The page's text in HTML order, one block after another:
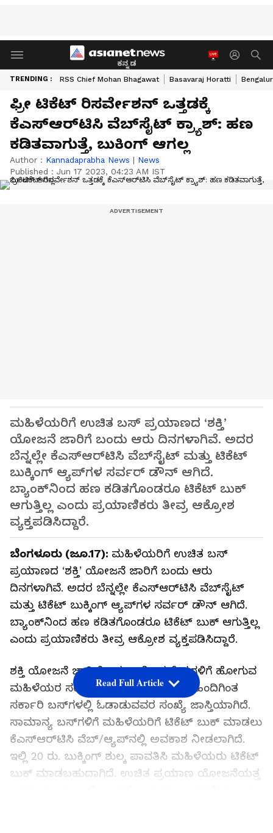
ಕನ್ನಡ
TRENDING : RSS Chief Mohan Bhagawat Basavaraj Horatti
ಫ್ರೀ ಟಿಕೆಟ್‌ ರಿಸರ್ವೇಶನ್‌ ಒತ್ತಡಕ್ಕೆ
ಕೆಎಸ್‌ಆರ್‌ಟಿಸಿ ವೆಬ್‌ಸೈಟ್‌ ಕ್ರ್ಯಾಶ್‌: ಹಣ
ಕಡಿತವಾಗುತ್ತೆ, ಬುಕಿಂಗ್‌ ಆಗಲ್ಲ
Author : Kannadaprabha News | News
Published : Jun 17 2023, 04:23 AM IST
ಮಹಿಳೆಯರಿಗೆ ಉಚಿತ ಬಸ್‌ ಪ್ರಯಾಣದ ‘ಶಕ್ತಿ’
ಯೋಜನೆ ಜಾರಿಗೆ ಬಂದು ಆರು ದಿನಗಳಾಗಿವೆ. ಅದರ
ಬೆನ್ನಲ್ಲೇ ಕೆಎಸ್‌ಆರ್‌ಟಿಸಿ ವೆಬ್‌ಸೈಟ್‌ ಮತ್ತು ಟಿಕೆಟ್‌
ಬುಕ್ಕಿಂಗ್‌ ಆ್ಯಪ್‌ಗಳ ಸರ್ವರ್‌ ಡೌನ್‌ ಆಗಿದೆ.
ಬ್ಯಾಂಕ್‌ನಿಂದ ಹಣ ಕಡಿತಗೊಂಡರೂ ಟಿಕೆಟ್‌ ಬುಕ್‌
ಆಗುತ್ತಿಲ್ಲ ಎಂದು ಪ್ರಯಾಣಿಕರು ತೀವ್ರ ಆಕ್ರೋಶ
ವ್ಯಕ್ತಪಡಿಸಿದ್ದಾರೆ.
ಬೆಂಗಳೂರು (ಜೂ.17): ಮಹಿಳೆಯರಿಗೆ ಉಚಿತ ಬಸ್‌
ಪ್ರಯಾಣದ ‘ಶಕ್ತಿ’ ಯೋಜನೆ ಜಾರಿಗೆ ಬಂದು ಆರು
ದಿನಗಳಾಗಿವೆ. ಅದರ ಬೆನ್ನಲ್ಲೇ ಕೆಎಸ್‌ಆರ್‌ಟಿಸಿ ವೆಬ್‌ಸೈಟ್‌
ಮತ್ತು ಟಿಕೆಟ್‌ ಬುಕ್ಕಿಂಗ್‌ ಆ್ಯಪ್‌ಗಳ ಸರ್ವರ್‌ ಡೌನ್‌ ಆಗಿದೆ.
ಬ್ಯಾಂಕ್‌ನಿಂದ ಹಣ ಕಡಿತಗೊಂಡರೂ ಟಿಕೆಟ್‌ ಬುಕ್‌ ಆಗುತ್ತಿಲ್ಲ
ಎಂದು ಪ್ರಯಾಣಿಕರು ತೀವ್ರ ಆಕ್ರೋಶ ವ್ಯಕ್ತಪಡಿಸಿದ್ದಾರೆ.
ಶಕ್ತಿ ಯೋಜನೆ ಜಾರಿಯಿಂದ ಧಾರ್ಮಿಕ ಕ್ಷೇತ್ರಗಳಿಗೆ ಹೋಗುವ
ಮಹಿಳೆಯರ ಸಂಖ್ಯೆ ಹೆಚ್ಚಾಗಿದೆ. ಅಲ್ಲದೇ ಈ ಹಿಂದಿಗಿಂತ
ಸರ್ಕಾರಿ ಬಸ್‌ಗಳಲ್ಲಿ ಓಡಾಡುವವರ ಸಂಖ್ಯೆ ಜಾಸ್ತಿಯಾಗಿದೆ.
ಸಾಮಾನ್ಯ ಬಸ್‌ಗಳಿಗೆ ಮಹಿಳೆಯರಿಗೆ ಟಿಕೆಟ್‌ ಬುಕ್‌ ಮಾಡಲು
ಕೆಎಸ್‌ಆರ್‌ಟಿಸಿ ವೆಬ್‌/ಆ್ಯಪ್‌ನಲ್ಲಿ ಅವಕಾಶ ನೀಡಲಾಗಿದೆ.
ಇಲ್ಲಿ 20 ರು. ಬುಕ್ಕಿಂಗ್‌ ಶುಲ್ಕ ಪಾವತಿಸಿ ಮಹಿಳೆಯರು ಟಿಕೆಟ್‌
ಬುಕ್‌ ಮಾಡಬಹು​ದಾ​ಗಿ​ದೆ. ಉಚಿತ ಪ್ರಯಾಣ ಯೋಜ​ನೆ​ಯತ್ತ
Read Full Article